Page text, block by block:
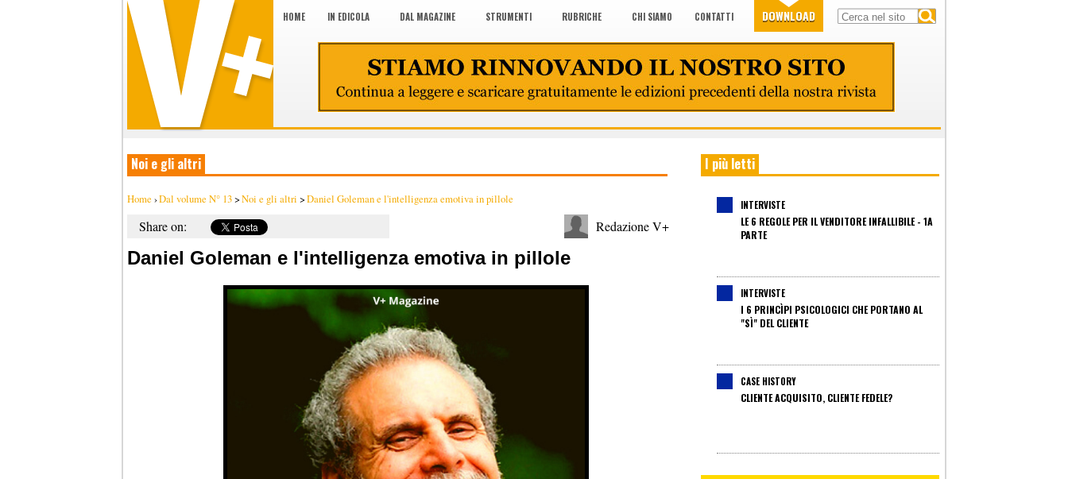
HOME IN EDICOLA DAL MAGAZINE STRUMENTI RUBRICHE CHI SIAMO CONTATTI DOWNLOAD
Noi e gli altri
Home ›Dal volume N° 13>Noi e gli altri >Daniel Goleman e l'intelligenza emotiva in pillole
Share on: Redazione V+
Daniel Goleman e l'intelligenza emotiva in pillole
I più letti
INTERVISTE
LE 6 REGOLE PER IL VENDITORE INFALLIBILE - 1A
PARTE
INTERVISTE
I 6 PRINCÌPI PSICOLOGICI CHE PORTANO AL
"SÌ" DEL CLIENTE
CASE HISTORY
CLIENTE ACQUISITO, CLIENTE FEDELE?